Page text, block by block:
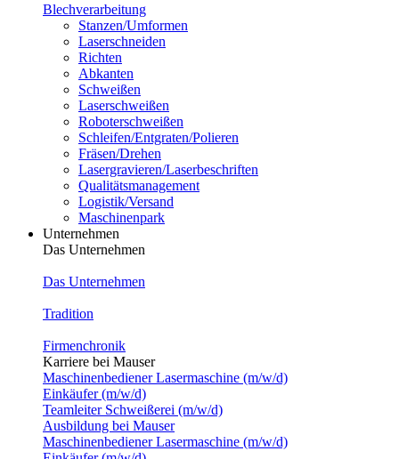
Blechverarbeitung
Stanzen/Umformen
Laserschneiden
Richten
Abkanten
Schweißen
Laserschweißen
Roboterschweißen
Schleifen/Entgraten/Polieren
Fräsen/Drehen
Lasergravieren/Laserbeschriften
Qualitätsmanagement
Logistik/Versand
Maschinenpark
Unternehmen
Das Unternehmen
Das Unternehmen
Tradition
Firmenchronik
Karriere bei Mauser
Maschinenbediener Lasermaschine (m/w/d)
Einkäufer (m/w/d)
Teamleiter Schweißerei (m/w/d)
Ausbildung bei Mauser
Maschinenbediener Lasermaschine (m/w/d)